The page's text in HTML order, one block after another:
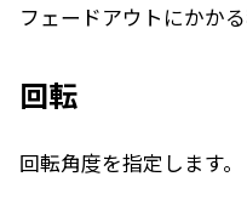
フェードアウトにかか
回転
回転角度を指定します。